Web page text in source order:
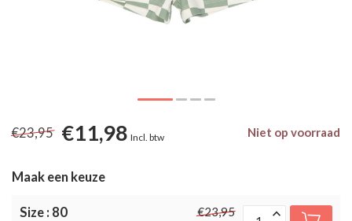
€23,95 €11,98 Incl. btw Niet op voorraad
Maak een keuze
Size : 80
€23,95